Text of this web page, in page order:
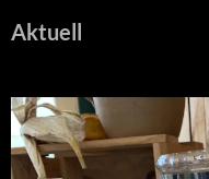
Aktuell